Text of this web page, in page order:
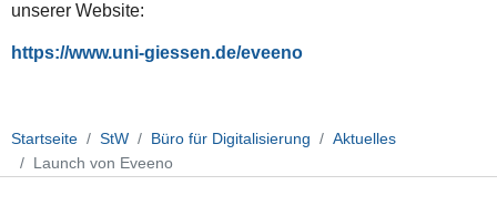
unserer Website:
https://www.uni-giessen.de/eveeno
Startseite StW Büro für Digitalisierung
Aktuelles
Launch von Eveeno